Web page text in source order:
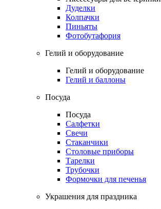
Дуделки
Колпачки
Пиньяты
Фотобутафория
Гелий и оборудование
Гелий и оборудование
Гелий и баллоны
Посуда
Посуда
Салфетки
Свечи
Стаканчики
Столовые приборы
Тарелки
Трубочки
Формочки для печенья
Украшения для праздника